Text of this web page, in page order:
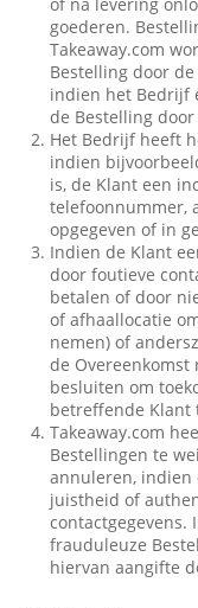
goederen.
Takeaway.com
Bestelling door
indien het Bedrijf
de Bestelling
Het Bedrijf heeft
indien
is, de Klant een
telefoonnummer,
opgegeven of in
Indien de Klant
door foutieve
betalen of door
of afhaallocatie
nemen) of
de Overeenkomst
besluiten om
betreffende Klant
Takeaway.com
Bestellingen te
annuleren, indien
juistheid of
contactgegevens.
frauduleuze
hiervan aangifte